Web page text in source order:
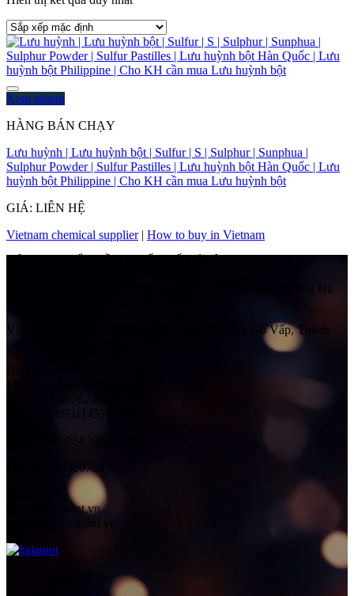
Xem nhanh
HÀNG BÁN CHẠY
Lưu huỳnh | Lưu huỳnh bột | Sulfur | S | Sulphur | Sunphua |
Sulphur Powder | Sulfur Pastilles | Lưu huỳnh bột Hàn Quốc | Lưu
huỳnh bột Philippine | Cho KH cần mua Lưu huỳnh bột
GIÁ: LIÊN HỆ
Vietnam chemical supplier| How to buy in Vietnam
Số 41 Ngách 58 Ngõ 108, Đường Trần Phú, Phường Hà
VP HCM:
Số 525/1/10H Quang Trung, Phường Gò Vấp, Thành
phố Hồ Chí Minh, Việt Nam
Hotline:
Mr. Ngọc Anh: 0983565628
Mr. Tuấn: 0976244181 (HN)
Mr. Lâm: 0931145765 (SG)
024 33560759
haiau@haiauint.vn